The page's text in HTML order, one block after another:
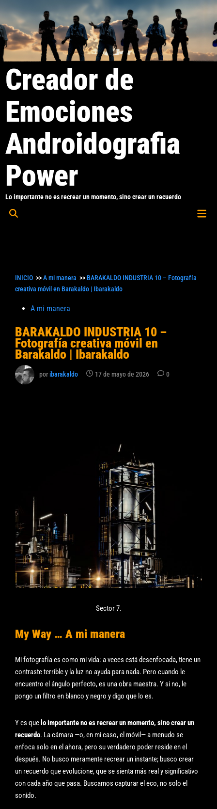
al
contenido
Creador de
Emociones
Androidografia
Power
Lo importante no es recrear un momento, sino crear un recuerdo
Abrir
INICIO >>A mi manera >> BARAKALDO INDUSTRIA 10 – Fotografía
creativa móvil en Barakaldo | Ibarakaldo
Publicado
A mi manera
BARAKALDO INDUSTRIA 10 –
Fotografía creativa móvil en
Barakaldo | Ibarakaldo
poribarakaldo 17 de mayo de 2026 0
Sector 7.
My Way … A mi manera
Mi fotografía es como mi vida: a veces está desenfocada, tiene un
contraste terrible y la luz no ayuda para nada. Pero cuando le
encuentro el ángulo perfecto, es una obra maestra. Y si no, le
pongo un filtro en blanco y negro y digo que lo es.
Y es que lo importante no es recrear un momento, sino crear un
recuerdo. La cámara —o, en mi caso, el móvil— a menudo se
enfoca solo en el ahora, pero su verdadero poder reside en el
después. No busco meramente recrear un instante; busco crear
un recuerdo que evolucione, que se sienta más real y significativo
con cada año que pasa. Buscamos capturar el eco, no solo el
sonido.